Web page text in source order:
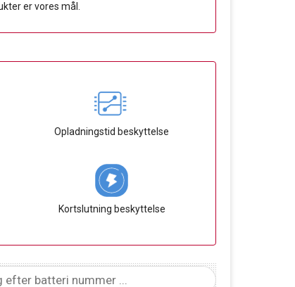
er vores mål.
Opladningstid beskyttelse
Kortslutning beskyttelse